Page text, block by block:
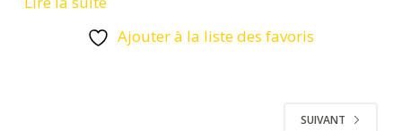
Ajouter à la liste des favoris
SUIVANT